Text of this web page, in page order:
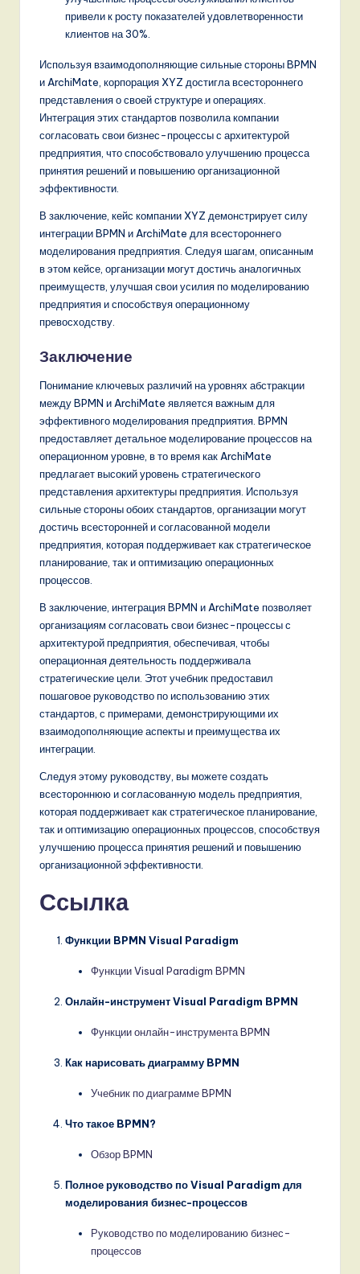
привели к росту показателей удовлетворенности
клиентов на 30%.
Используя взаимодополняющие сильные стороны BPMN
и ArchiMate, корпорация XYZ достигла всестороннего
представления о своей структуре и операциях.
Интеграция этих стандартов позволила компании
согласовать свои бизнес-процессы с архитектурой
предприятия, что способствовало улучшению процесса
принятия решений и повышению организационной
эффективности.
В заключение, кейс компании XYZ демонстрирует силу
интеграции BPMN и ArchiMate для всестороннего
моделирования предприятия. Следуя шагам, описанным
в этом кейсе, организации могут достичь аналогичных
преимуществ, улучшая свои усилия по моделированию
предприятия и способствуя операционному
превосходству.
Заключение
Понимание ключевых различий на уровнях абстракции
между BPMN и ArchiMate является важным для
эффективного моделирования предприятия. BPMN
предоставляет детальное моделирование процессов на
операционном уровне, в то время как ArchiMate
предлагает высокий уровень стратегического
представления архитектуры предприятия. Используя
сильные стороны обоих стандартов, организации могут
достичь всесторонней и согласованной модели
предприятия, которая поддерживает как стратегическое
планирование, так и оптимизацию операционных
процессов.
В заключение, интеграция BPMN и ArchiMate позволяет
организациям согласовать свои бизнес-процессы с
архитектурой предприятия, обеспечивая, чтобы
операционная деятельность поддерживала
стратегические цели. Этот учебник предоставил
пошаговое руководство по использованию этих
стандартов, с примерами, демонстрирующими их
взаимодополняющие аспекты и преимущества их
интеграции.
Следуя этому руководству, вы можете создать
всестороннюю и согласованную модель предприятия,
которая поддерживает как стратегическое планирование,
так и оптимизацию операционных процессов, способствуя
улучшению процесса принятия решений и повышению
организационной эффективности.
Ссылка
Функции BPMN Visual Paradigm
Функции Visual Paradigm BPMN
Онлайн-инструмент Visual Paradigm BPMN
Функции онлайн-инструмента BPMN
Как нарисовать диаграмму BPMN
Учебник по диаграмме BPMN
Что такое BPMN?
Обзор BPMN
Полное руководство по Visual Paradigm для
моделирования бизнес-процессов
Руководство по моделированию бизнес-
процессов